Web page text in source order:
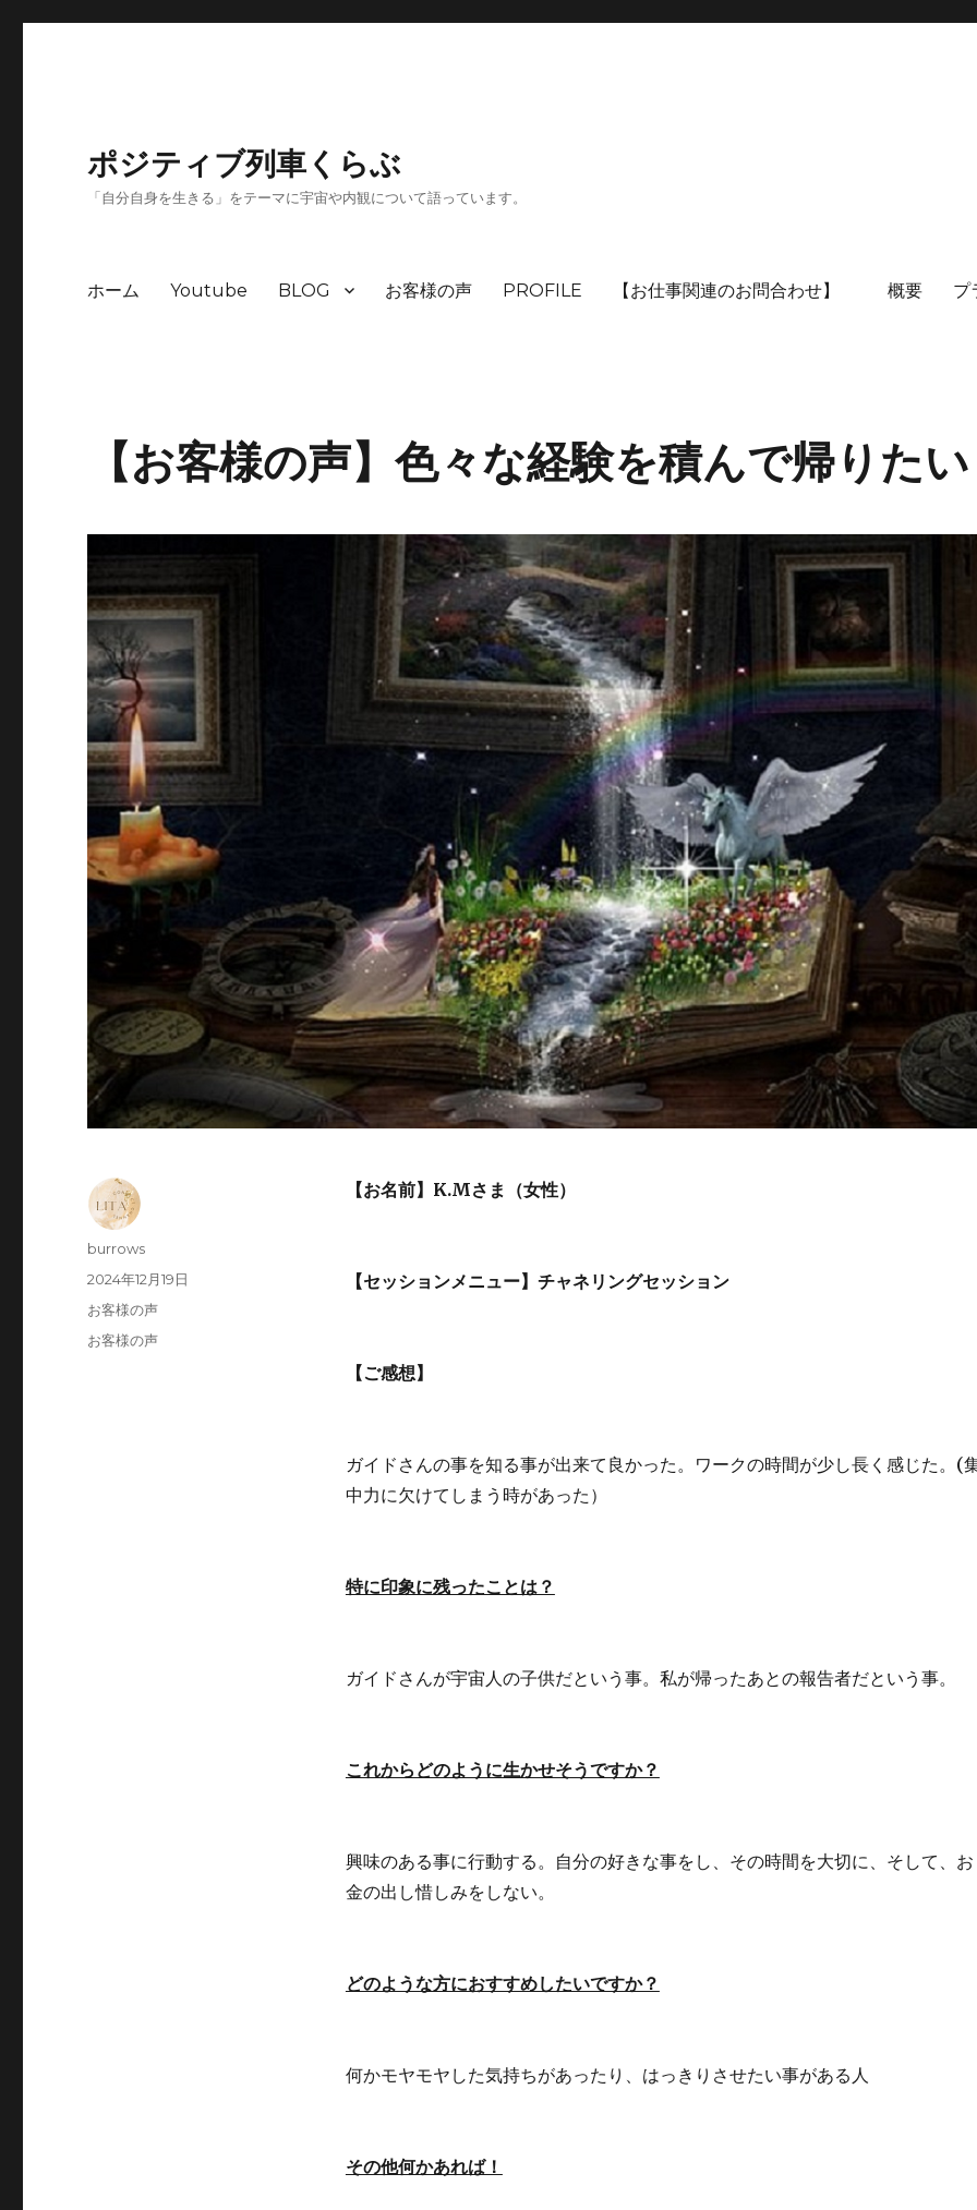
ポジティブ列車くらぶ
「自分自身を生きる」をテーマに宇宙や内観について語っています。
ホーム Youtube BLOG お客様の声 PROFILE 【お仕事関連のお問合わせ】 概要 プ
【お客様の声】色々な経験を積んで帰りたい
【お名前】K.Mさま（女性）
【セッションメニュー】チャネリングセッション
【ご感想】
ガイドさんの事を知る事が出来て良かった。ワークの時間が少し長く感じた。(
中力に欠けてしまう時があった）
特に印象に残ったことは？
ガイドさんが宇宙人の子供だという事。私が帰ったあとの報告者だという事。
これからどのように生かせそうですか？
興味のある事に行動する。自分の好きな事をし、その時間を大切に、そして、お
金の出し惜しみをしない。
どのような方におすすめしたいですか？
何かモヤモヤした気持ちがあったり、はっきりさせたい事がある人
その他何かあれば！
投
burrows
投
稿
日:
2024年12月19日
カ
テ
ゴ
お客様の声
タ
お客様の声